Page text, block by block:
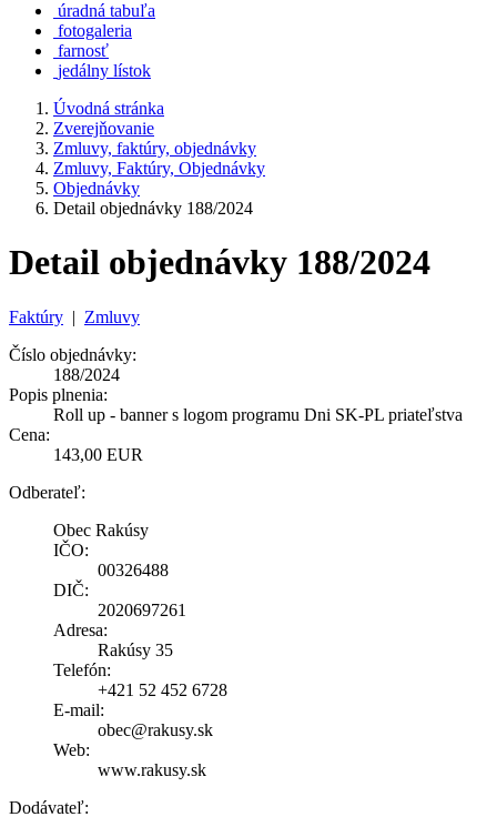
úradná tabuľa
fotogaleria
farnosť
jedálny lístok
Úvodná stránka
Zverejňovanie
Zmluvy, faktúry, objednávky
Zmluvy, Faktúry, Objednávky
Objednávky
Detail objednávky 188/2024
Detail objednávky 188/2024
Faktúry | Zmluvy
Číslo objednávky:
188/2024
Popis plnenia:
Roll up - banner s logom programu Dni SK-PL priateľstva
Cena:
143,00 EUR
Odberateľ:
Obec Rakúsy
IČO:
00326488
DIČ:
2020697261
Adresa:
Rakúsy 35
Telefón:
+421 52 452 6728
E-mail:
obec@rakusy.sk
Web:
www.rakusy.sk
Dodávateľ: